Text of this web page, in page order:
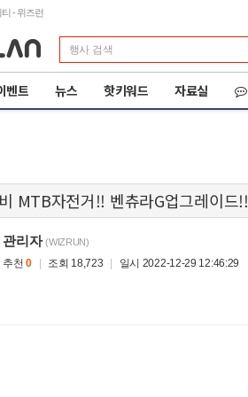
- 위즈런
벤트 뉴스 핫키워드 자료실
MTB자전거!! 벤츄라G업그레이드!!
관리자 (WIZRUN)
추천0 조회 18,723 일시 2022-12-29 12:46:29